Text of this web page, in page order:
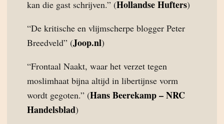
kan die gast schrijven.” (Hollandse Hufters)
“De kritische en vlijmscherpe blogger Peter
Breedveld” (Joop.nl)
“Frontaal Naakt, waar het verzet tegen
moslimhaat bijna altijd in libertijnse vorm
wordt gegoten.” (Hans Beerekamp – NRC
Handelsblad)